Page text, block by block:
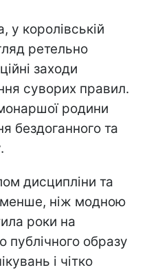
королівській
ретельно
заходи
суворих правил.
родини
бездоганного та
дисципліни та
менше, ніж модною
роки на
публічного образу
і чітко